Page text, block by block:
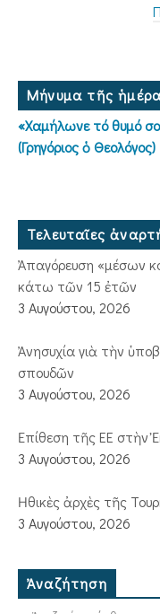
Μήνυμα τῆς
«Χαμήλωνε τό θυμό
(Γρηγόριος ὁ Θεολόγος)
Τελευταῖες
Ἀπαγόρευση «μέσων
κάτω τῶν 15 ἐτῶν
3 Αυγούστου, 2026
Ἀνησυχία γιὰ τὴν
σπουδῶν
3 Αυγούστου, 2026
Ἐπίθεση τῆς ΕΕ στὴν
3 Αυγούστου, 2026
Ἠθικὲς ἀρχὲς τῆς
3 Αυγούστου, 2026
Ἀναζήτηση